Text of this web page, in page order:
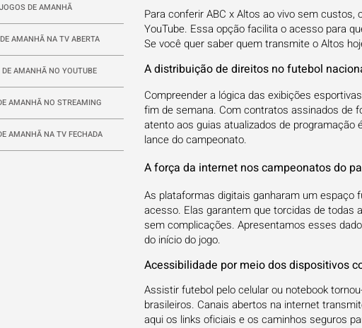
DE AMANHÃ
AMANHÃ NA TV ABERTA
AMANHÃ NO YOUTUBE
AMANHÃ NO STREAMING
AMANHÃ NA TV FECHADA
Para conferir ABC x Altos ao vivo sem custos,
YouTube. Essa opção facilita o acesso para
Se você quer saber quem transmite o Altos
A distribuição de direitos no futebol
Compreender a lógica das exibições
fim de semana. Com contratos assinados de
atento aos guias atualizados de programação
lance do campeonato.
A força da internet nos campeonatos do
As plataformas digitais ganharam um espaço
acesso. Elas garantem que torcidas de todas
sem complicações. Apresentamos esses
do início do jogo.
Acessibilidade por meio dos dispositivos
Assistir futebol pelo celular ou notebook
brasileiros. Canais abertos na internet
aqui os links oficiais e os caminhos seguros